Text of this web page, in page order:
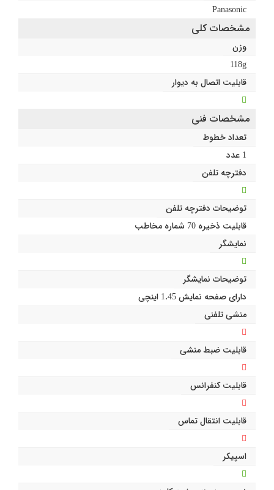
Panasonic
مشخصات کلی
وزن
118g
قابلیت اتصال به دیوار
مشخصات فنی
تعداد خطوط
1 عدد
دفترچه تلفن
توضیحات دفترچه تلفن
قابلیت ذخیره 70 شماره مخاطب
نمایشگر
توضیحات نمایشگر
دارای صفحه نمایش 1.45 اینچی
منشی تلفنی
قابلیت ضبط منشی
قابلیت کنفرانس
قابلیت انتقال تماس
اسپیکر